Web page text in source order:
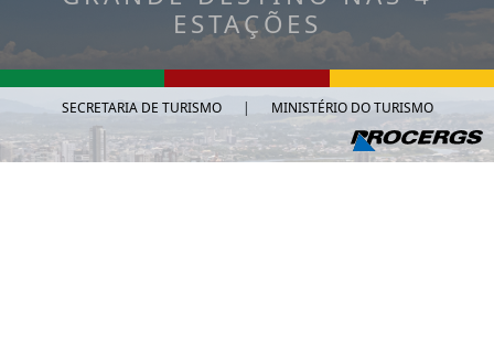
ESTAÇÕES
SECRETARIA DE TURISMO | MINISTÉRIO DO TURISMO